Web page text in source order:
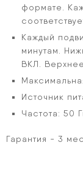
формате.
Каждый
минутам.
ВКЛ.
Источник
Частота: 50
Гарантия - 3